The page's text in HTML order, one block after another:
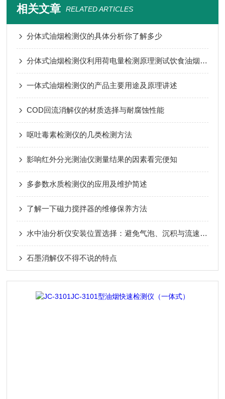
相关文章 RELATED ARTICLES
分体式油烟检测仪的具体分析你了解多少
分体式油烟检测仪利用荷电量检测原理测试饮食油烟排放浓度
一体式油烟检测仪的产品主要用途及原理讲述
COD回流消解仪的材质选择与耐腐蚀性能
呕吐毒素检测仪的几类检测方法
影响红外分光测油仪测量结果的因素看完便知
多参数水质检测仪的应用及维护简述
了解一下磁力搅拌器的维修保养方法
水中油分析仪安装位置选择：避免气泡、沉积与流速波动影响
石墨消解仪不得不说的特点